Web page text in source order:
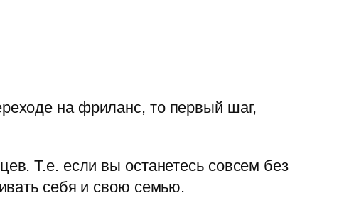
на фриланс, то первый шаг,
Т.е. если вы останетесь совсем без
себя и свою семью.